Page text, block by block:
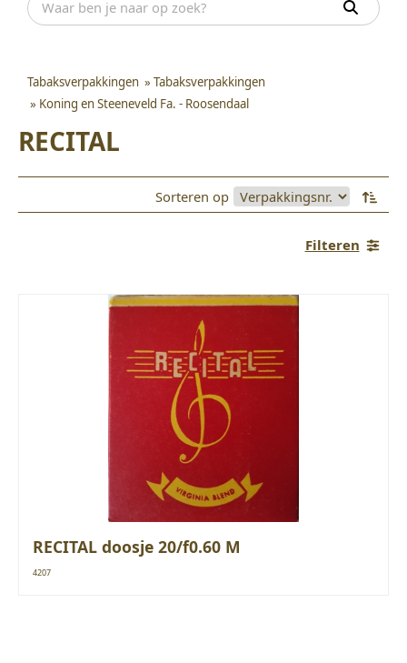
Tabaksverpakkingen » Tabaksverpakkingen
» Koning en Steeneveld Fa. - Roosendaal
RECITAL
Sorteren op
Filteren
RECITAL doosje 20/f0.60 M
4207